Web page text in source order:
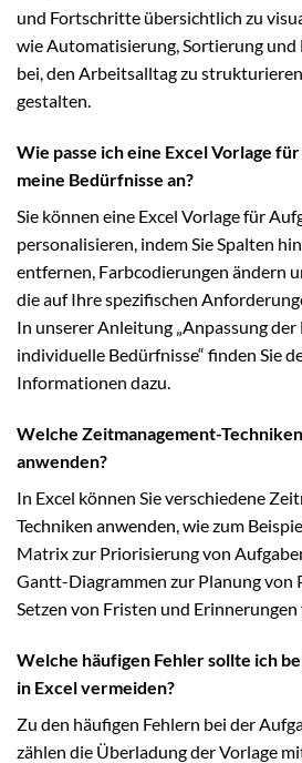
und Fortschritte übersichtlich zu
wie Automatisierung, Sortierung und
bei, den Arbeitsalltag zu
gestalten.
Wie passe ich eine Excel Vorlage
meine Bedürfnisse an?
Sie können eine Excel Vorlage für
personalisieren, indem Sie Spalten
entfernen, Farbcodierungen ändern
die auf Ihre spezifischen
In unserer Anleitung „Anpassung der
individuelle Bedürfnisse“ finden Sie
Informationen dazu.
Welche Zeitmanagement-
anwenden?
In Excel können Sie verschiedene
Techniken anwenden, wie zum
Matrix zur Priorisierung von
Gantt-Diagrammen zur Planung von
Setzen von Fristen und
Welche häufigen Fehler sollte ich
in Excel vermeiden?
Zu den häufigen Fehlern bei der
zählen die Überladung der Vorlage